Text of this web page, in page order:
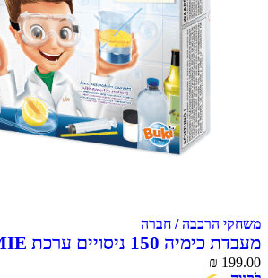
/ חברה
מעבדת כימיה 150 ניסויים ערכת CHIMIE
₪